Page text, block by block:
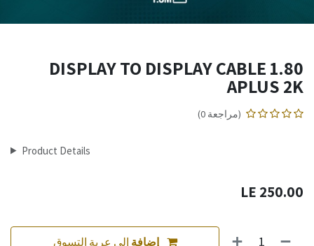
DISPLAY TO DISPLAY CABLE 1.80
APLUS 2K
(مراجعة 0)
Product Details
250.00
إضافة إلى عربة التسوق